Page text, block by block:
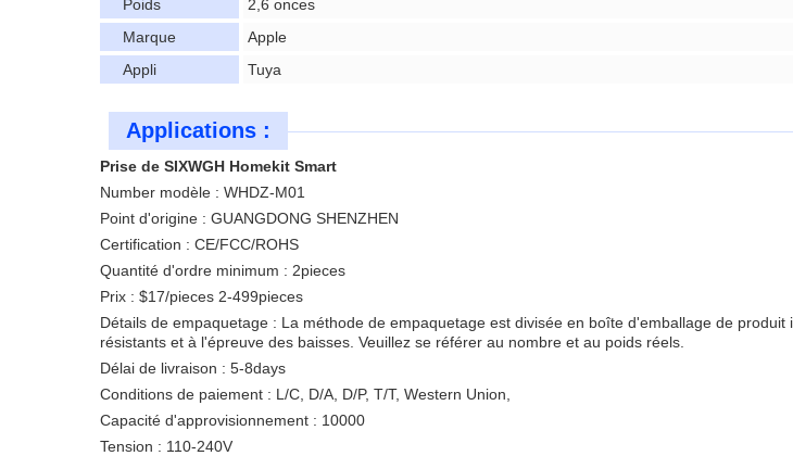
Poids
2,6 onces
Marque
Apple
Appli
Tuya
Applications :
Prise de SIXWGH Homekit Smart
Number modèle : WHDZ-M01
Point d'origine : GUANGDONG SHENZHEN
Certification : CE/FCC/ROHS
Quantité d'ordre minimum : 2pieces
Prix : $17/pieces 2-499pieces
Détails de empaquetage : La méthode de empaquetage est divisée en boîte d'emballage de
résistants et à l'épreuve des baisses. Veuillez se référer au nombre et au poids réels.
Délai de livraison : 5-8days
Conditions de paiement : L/C, D/A, D/P, T/T, Western Union,
Capacité d'approvisionnement : 10000
Tension : 110-240V